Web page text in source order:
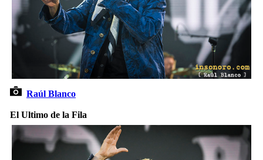
Raúl Blanco
El Ultimo de la Fila